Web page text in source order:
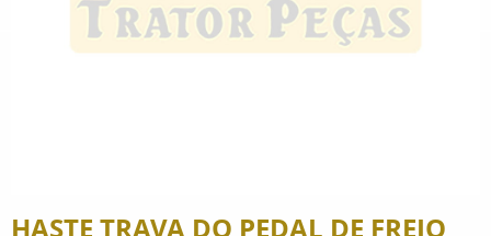
HASTE TRAVA DO PEDAL DE FREIO